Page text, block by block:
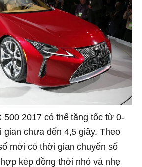
500 2017 có thể tăng tốc từ 0-
gian chưa đến 4,5 giây. Theo
mới có thời gian chuyển số
kép đồng thời nhỏ và nhẹ